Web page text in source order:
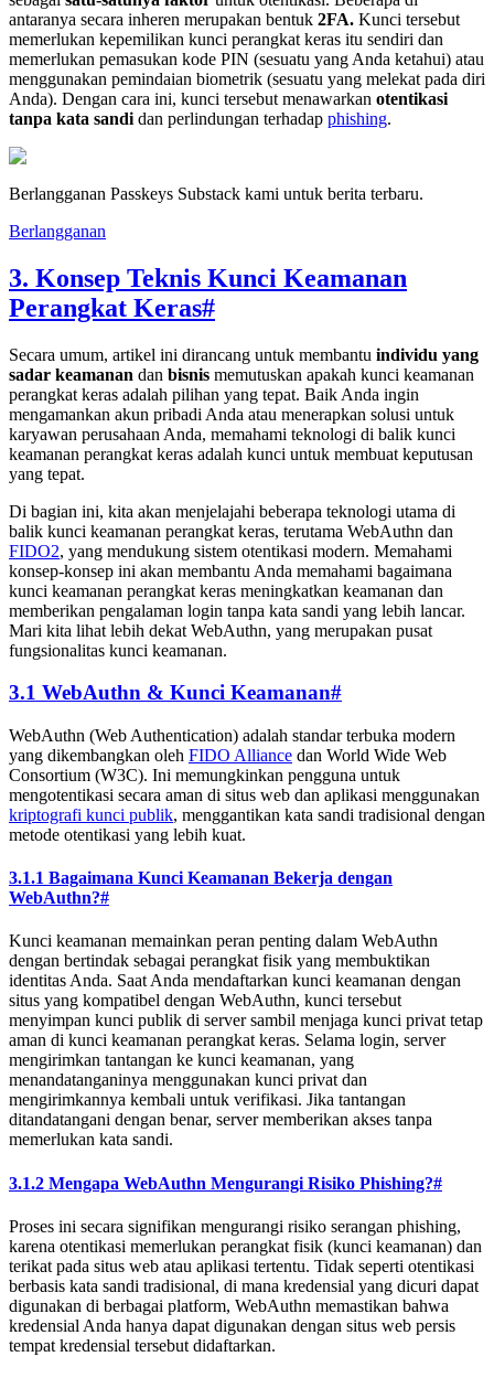
antaranya secara inheren merupakan bentuk 2FA. Kunci tersebut
memerlukan kepemilikan kunci perangkat keras itu sendiri dan
memerlukan pemasukan kode PIN (sesuatu yang Anda ketahui) atau
menggunakan pemindaian biometrik (sesuatu yang melekat pada diri
Anda). Dengan cara ini, kunci tersebut menawarkan otentikasi
tanpa kata sandi dan perlindungan terhadap phishing.
Berlangganan Passkeys Substack kami untuk berita terbaru.
Berlangganan
3. Konsep Teknis Kunci Keamanan
Perangkat Keras#
Secara umum, artikel ini dirancang untuk membantu individu yang
sadar keamanan dan bisnis memutuskan apakah kunci keamanan
perangkat keras adalah pilihan yang tepat. Baik Anda ingin
mengamankan akun pribadi Anda atau menerapkan solusi untuk
karyawan perusahaan Anda, memahami teknologi di balik kunci
keamanan perangkat keras adalah kunci untuk membuat keputusan
yang tepat.
Di bagian ini, kita akan menjelajahi beberapa teknologi utama di
balik kunci keamanan perangkat keras, terutama WebAuthn dan
FIDO2, yang mendukung sistem otentikasi modern. Memahami
konsep-konsep ini akan membantu Anda memahami bagaimana
kunci keamanan perangkat keras meningkatkan keamanan dan
memberikan pengalaman login tanpa kata sandi yang lebih lancar.
Mari kita lihat lebih dekat WebAuthn, yang merupakan pusat
fungsionalitas kunci keamanan.
3.1 WebAuthn & Kunci Keamanan#
WebAuthn (Web Authentication) adalah standar terbuka modern
yang dikembangkan oleh FIDO Alliance dan World Wide Web
Consortium (W3C). Ini memungkinkan pengguna untuk
mengotentikasi secara aman di situs web dan aplikasi menggunakan
kriptografi kunci publik, menggantikan kata sandi tradisional dengan
metode otentikasi yang lebih kuat.
3.1.1 Bagaimana Kunci Keamanan Bekerja dengan
WebAuthn?#
Kunci keamanan memainkan peran penting dalam WebAuthn
dengan bertindak sebagai perangkat fisik yang membuktikan
identitas Anda. Saat Anda mendaftarkan kunci keamanan dengan
situs yang kompatibel dengan WebAuthn, kunci tersebut
menyimpan kunci publik di server sambil menjaga kunci privat tetap
aman di kunci keamanan perangkat keras. Selama login, server
mengirimkan tantangan ke kunci keamanan, yang
menandatanganinya menggunakan kunci privat dan
mengirimkannya kembali untuk verifikasi. Jika tantangan
ditandatangani dengan benar, server memberikan akses tanpa
memerlukan kata sandi.
3.1.2 Mengapa WebAuthn Mengurangi Risiko Phishing?#
Proses ini secara signifikan mengurangi risiko serangan phishing,
karena otentikasi memerlukan perangkat fisik (kunci keamanan) dan
terikat pada situs web atau aplikasi tertentu. Tidak seperti otentikasi
berbasis kata sandi tradisional, di mana kredensial yang dicuri dapat
digunakan di berbagai platform, WebAuthn memastikan bahwa
kredensial Anda hanya dapat digunakan dengan situs web persis
tempat kredensial tersebut didaftarkan.